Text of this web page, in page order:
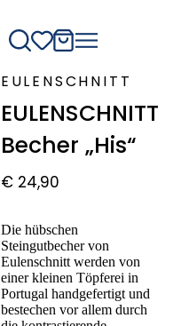
EULENSCHNITT
EULENSCHNITT
Becher „His“
€24,90
Die hübschen
Steingutbecher von
Eulenschnitt werden von
einer kleinen Töpferei in
Portugal handgefertigt und
bestechen vor allem durch